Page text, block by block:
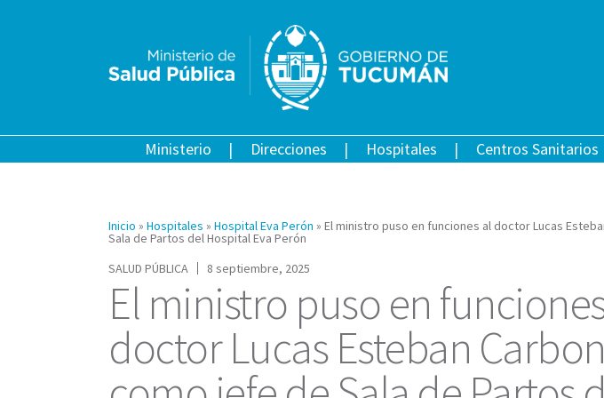
Ministerio Direcciones Hospitales Centros Sanitarios
Inicio » Hospitales » Hospital Eva Perón » El ministro puso en funciones al doctor Lucas
Sala de Partos del Hospital Eva Perón
SALUD PÚBLICA
8 septiembre, 2025
El ministro puso en
doctor Lucas Esteban